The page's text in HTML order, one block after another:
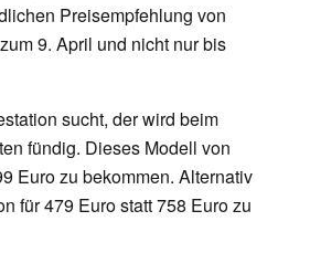
Preisempfehlung von
9. April und nicht nur bis
sucht, der wird beim
fündig. Dieses Modell von
Euro zu bekommen. Alternativ
für 479 Euro statt 758 Euro zu